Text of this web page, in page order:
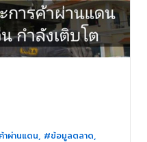
าผ่านแดน, #ข้อมูลตลาด,